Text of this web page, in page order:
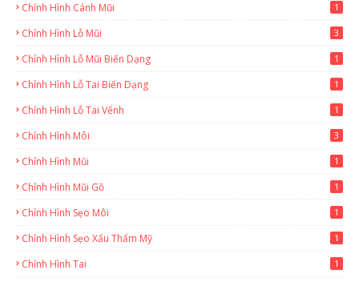
Chỉnh Hình Cánh Mũi 1
Chỉnh Hình Lỗ Mũi 3
Chỉnh Hình Lỗ Mũi Biến Dạng 1
Chỉnh Hình Lỗ Tai Biến Dạng 1
Chỉnh Hình Lỗ Tai Vểnh 1
Chỉnh Hình Môi 3
Chỉnh Hình Mũi 1
Chỉnh Hình Mũi Gồ 1
Chỉnh Hình Sẹo Môi 1
Chỉnh Hình Sẹo Xấu Thẩm Mỹ 1
Chỉnh Hình Tai 1